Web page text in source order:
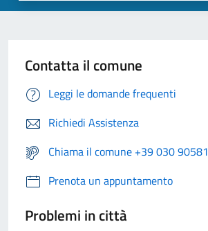
Contatta il comune
Leggi le domande frequenti
Richiedi Assistenza
Chiama il comune +39 030 90581
Prenota un appuntamento
Problemi in città